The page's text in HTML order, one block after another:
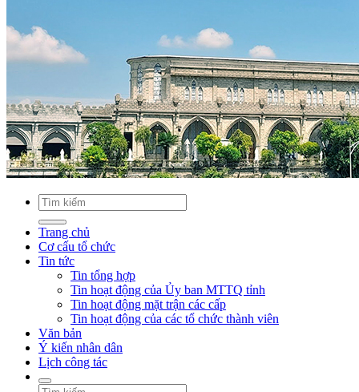
Trang chủ
Cơ cấu tổ chức
Tin tức
Tin tổng hợp
Tin hoạt động của Ủy ban MTTQ tỉnh
Tin hoạt động mặt trận các cấp
Tin hoạt động của các tổ chức thành viên
Văn bản
Ý kiến nhân dân
Lịch công tác